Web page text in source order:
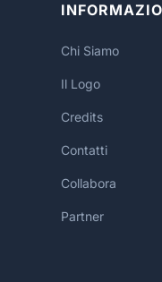
Chi Siamo
Il Logo
Credits
Contatti
Collabora
Partner